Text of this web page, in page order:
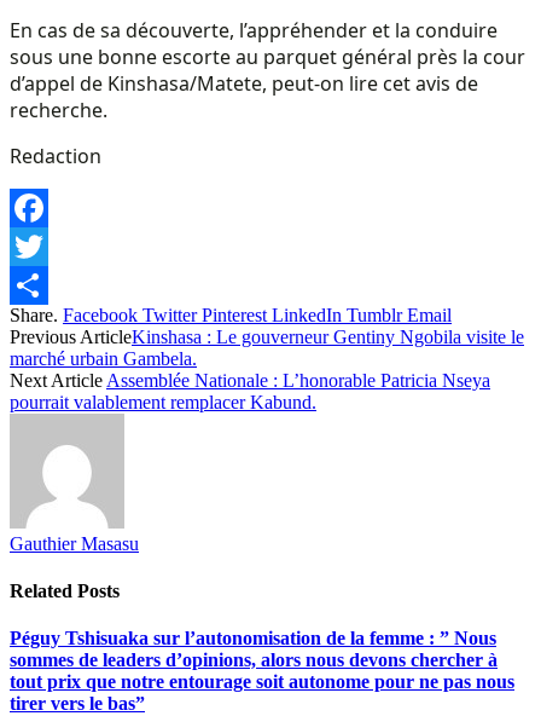
En cas de sa découverte, l’appréhender et la conduire
sous une bonne escorte au parquet général près la cour
d’appel de Kinshasa/Matete, peut-on lire cet avis de
recherche.
Redaction
Facebook
Twitter
Share
Share. Facebook Twitter Pinterest LinkedIn Tumblr Email
Previous ArticleKinshasa : Le gouverneur Gentiny Ngobila visite le
marché urbain Gambela.
Next Article Assemblée Nationale : L’honorable Patricia Nseya
pourrait valablement remplacer Kabund.
Gauthier Masasu
Related Posts
Péguy Tshisuaka sur l’autonomisation de la femme : ” Nous
sommes de leaders d’opinions, alors nous devons chercher à
tout prix que notre entourage soit autonome pour ne pas nous
tirer vers le bas”